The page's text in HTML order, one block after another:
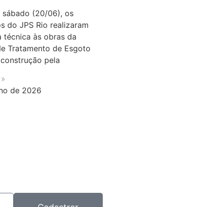
sábado (20/06), os
do JPS Rio realizaram
técnica às obras da
Tratamento de Esgoto
pela
de 2026